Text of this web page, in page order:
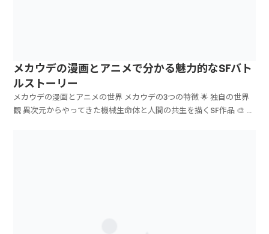
メカウデの漫画とアニメで分かる魅力的なSFバト
ルストーリー
メカウデの漫画とアニメの世界 メカウデの3つの特徴 🌟 独自の世界
観 異次元からやってきた機械生命体と人間の共生を描くSF作品 🎨 ...